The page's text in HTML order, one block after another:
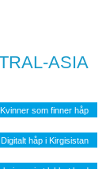
ASIA
Kvinner som finner håp
Digitalt håp i Kirgisistan